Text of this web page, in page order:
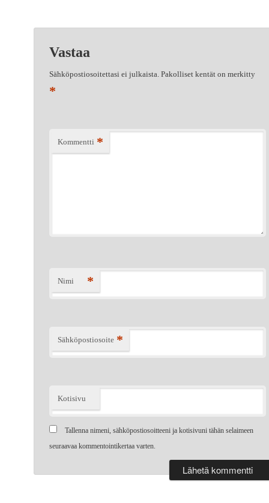
Vastaa
Sähköpostiosoitettasi ei julkaista. Pakolliset kentät on merkitty
*
Kommentti *
Nimi *
Sähköpostiosoite *
Kotisivu
Tallenna nimeni, sähköpostiosoitteeni ja kotisivuni tähän selaimeen
seuraavaa kommentointikertaa varten.